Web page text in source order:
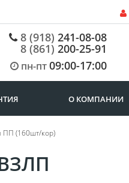
8 (918) 241-08-08
8 (861) 200-25-91
пн-пт09:00-17:00
О КОМПАНИИ
ПП (160шт/кор)